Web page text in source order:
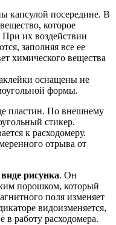
капсулой посередине. В
которое
их воздействии
заполняя все ее
химического вещества
оснащены не
формы.
пластин. По внешнему
стикер.
к расходомеру.
отрыва от
рисунка. Он
порошком, который
поля изменяет
видоизменяется,
в работу расходомера.